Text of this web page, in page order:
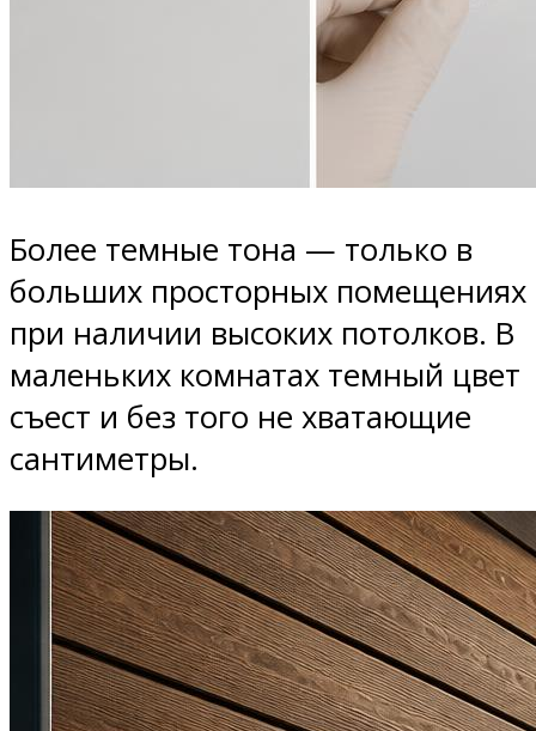
Более темные тона — только в
больших просторных помещениях
при наличии высоких потолков. В
маленьких комнатах темный цвет
съест и без того не хватающие
сантиметры.